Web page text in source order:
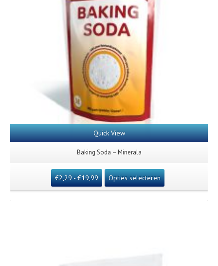
Quick View
Baking Soda – Minerala
€2,29- €19,99 Opties selecteren